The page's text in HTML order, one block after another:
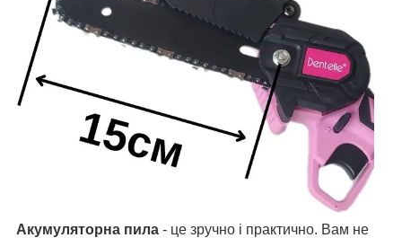
Акумуляторна пила - це зручно і практично. Вам не